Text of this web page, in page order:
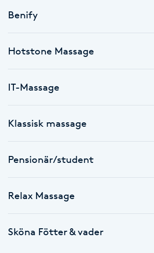
Bottenfärg
Brynformning
Brynplockning
Bröllopsuppsättning
Coachning
Color correction
Benify
Hotstone Massage
IT-Massage
Klassisk massage
Pensionär/student
Relax Massage
Sköna Fötter & vader